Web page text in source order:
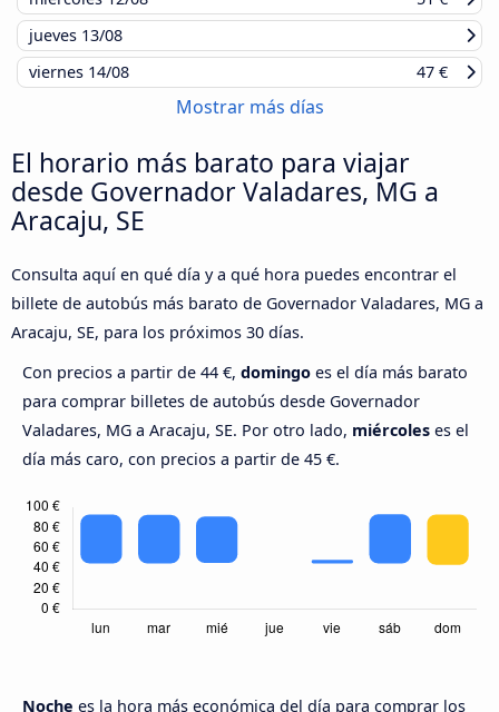
jueves 13/08
viernes 14/08 47 €
Mostrar más días
El horario más barato para viajar
desde Governador Valadares, MG a
Aracaju, SE
Consulta aquí en qué día y a qué hora puedes encontrar el
billete de autobús más barato de Governador Valadares, MG a
Aracaju, SE, para los próximos 30 días.
Con precios a partir de 44 €, domingo es el día más barato
para comprar billetes de autobús desde Governador
Valadares, MG a Aracaju, SE. Por otro lado, miércoles es el
día más caro, con precios a partir de 45 €.
Noche es la hora más económica del día para comprar los